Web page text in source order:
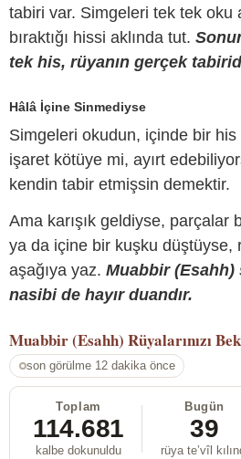
tabiri var. Simgeleri tek tek oku
bıraktığı hissi aklında tut.
tek his, rüyanın gerçek
Hâlâ İçine Sinmediyse
Simgeleri okudun, içinde bir his
işaret kötüye mi, ayırt
kendin tabir etmişsin demektir.
Ama karışık geldiyse, parçalar
ya da içine bir kuşku düştüyse,
aşağıya yaz. Muabbir
nasibi de hayır duandır.
Muabbir (Esahh) Rüyalarınızı
son görülme 12 dakika önce
Toplam
114.681
kalbe dokunuldu
Bugün
39
rüya te’vîl